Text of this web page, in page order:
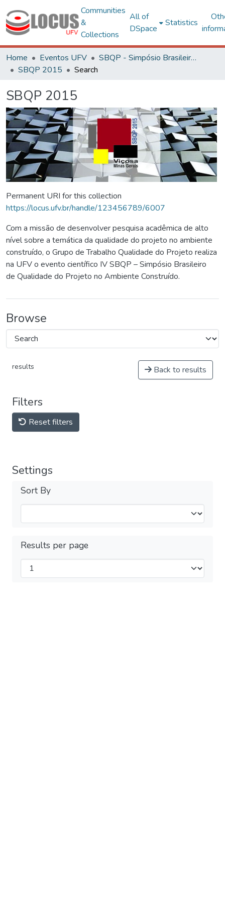
Communities
&
Collections
All of
DSpace
Statistics
Home Eventos UFV
SBQP - Simpósio Brasileiro de Qualidade do Projeto no Ambiente Construído
SBQP 2015
Search
SBQP 2015
Permanent URI for this collection
https://locus.ufv.br/handle/123456789/6007
Com a missão de desenvolver pesquisa acadêmica de alto
nível sobre a temática da qualidade do projeto no ambiente
construído, o Grupo de Trabalho Qualidade do Projeto realiza
na UFV o evento científico IV SBQP – Simpósio Brasileiro
de Qualidade do Projeto no Ambiente Construído.
Browse
results Back to results
Filters
Reset filters
Settings
Sort By
Results per page